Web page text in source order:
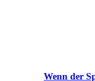
Wenn der